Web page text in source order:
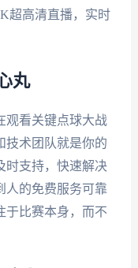
超高清直播，实时
丸
观看关键点球大战
技术团队就是你的
时支持，快速解决
人的免费服务可靠
于比赛本身，而不